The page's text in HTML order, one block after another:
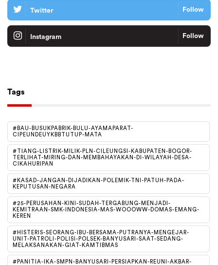
Twitter Follow
Instagram Follow
Tags
#BAU-BUSUKPABRIK-BULU-AYAMAPARAT-
CIPEUNDEUYKBBTUTUP-MATA
#TIANG-LISTRIK-MILIK-PLN-CILEUNGSI-KABUPATEN-BOGOR-
TERLIHAT-MIRING-DAN-MEMBAHAYAKAN-DI-WILAYAH-DESA-
CIKAHURIPAN
#KASAD-JANGAN-DIJADIKAN-POLEMIK-TNI-PATUH-PADA-
KEPUTUSAN-NEGARA
#25-PERUSAHAN-KINI-SUDAH-TERGABUNG-MENJADI-
KEMITRAAN-SMK-INDONESIA-MAS-WOOOWW-DOMAS-EMANG-
KEREN
#HISTERIS-SEORANG-IBU-BERSAMA-PUTRANYA-MENGEJAR-
UNIT-PATROLI-POLISI-POLSEK-BANYUSARI-SAAT-SEDANG-
MELAKSANAKAN-GIAT-KAMTIBMAS
#PANITIA-IKA-SMPN-BANYUSARI-PERSIAPKAN-REUNI-AKBAR-